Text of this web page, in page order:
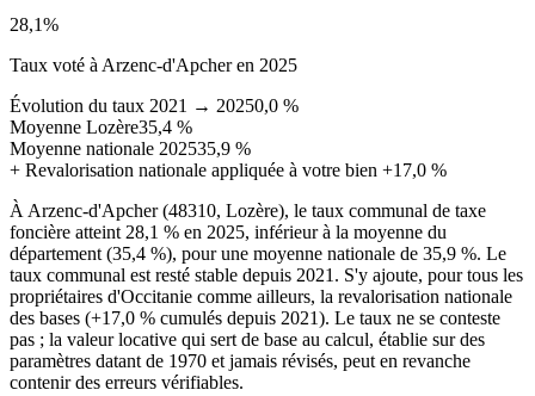
28,1%
Taux voté à Arzenc-d'Apcher en 2025
Évolution du taux 2021 → 20250,0 %
Moyenne Lozère35,4 %
Moyenne nationale 202535,9 %
+ Revalorisation nationale appliquée à votre bien +17,0 %
À Arzenc-d'Apcher (48310, Lozère), le taux communal de taxe
foncière atteint 28,1 % en 2025, inférieur à la moyenne du
département (35,4 %), pour une moyenne nationale de 35,9 %. Le
taux communal est resté stable depuis 2021. S'y ajoute, pour tous les
propriétaires d'Occitanie comme ailleurs, la revalorisation nationale
des bases (+17,0 % cumulés depuis 2021). Le taux ne se conteste
pas ; la valeur locative qui sert de base au calcul, établie sur des
paramètres datant de 1970 et jamais révisés, peut en revanche
contenir des erreurs vérifiables.